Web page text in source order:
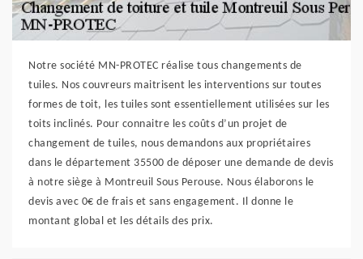
Notre société MN-PROTEC réalise tous changements de
tuiles. Nos couvreurs maitrisent les interventions sur toutes
formes de toit, les tuiles sont essentiellement utilisées sur les
toits inclinés. Pour connaitre les coûts d’un projet de
changement de tuiles, nous demandons aux propriétaires
dans le département 35500 de déposer une demande de devis
à notre siège à Montreuil Sous Perouse. Nous élaborons le
devis avec 0€ de frais et sans engagement. Il donne le
montant global et les détails des prix.